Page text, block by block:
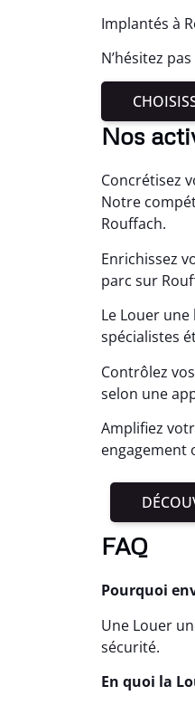
Implantés à
N’hésitez
Nos
Concrétisez
Notre
Rouffach.
Enrichissez
parc sur
Le Louer
spécialistes
Contrôlez
selon une
Amplifiez
engagement
FAQ
Pourquoi
Une Louer
sécurité.
En quoi la